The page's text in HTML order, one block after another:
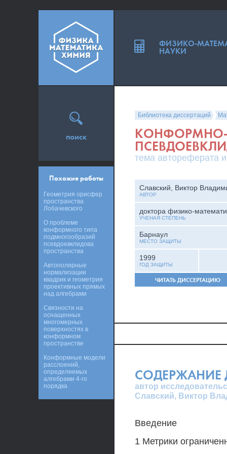
Библиотека диссертаций
КОНФОРМНО-
тема автореферата
Славский, Виктор
АВТОР
доктора физико-
УЧЕНАЯ СТЕПЕНЬ
Барнаул
МЕСТО ЗАЩИТЫ
1999
ГОД ЗАЩИТЫ
ЧИТАТЬ ДИССЕРТАЦИЮ
СОДЕРЖАНИЕ
автор
Славский, Виктор
Введение
1 Метрики
поиск
Похожие работы
Геометрия орисфер
пространства
Лобачевского
О проблеме
конформного типа
подмногообразий
псевдоевклидова
пространства
Автополярные
нормализации
квадрик и геометрия
проективных прямых
над алгебрами
Связности на
оснащенных
многомерных
поверхностях в
конформном
пространстве
Конформные модели
расслоений,
определяемых
алгебрами 4-го
порядка
ФИЗИКО-
НАУКИ